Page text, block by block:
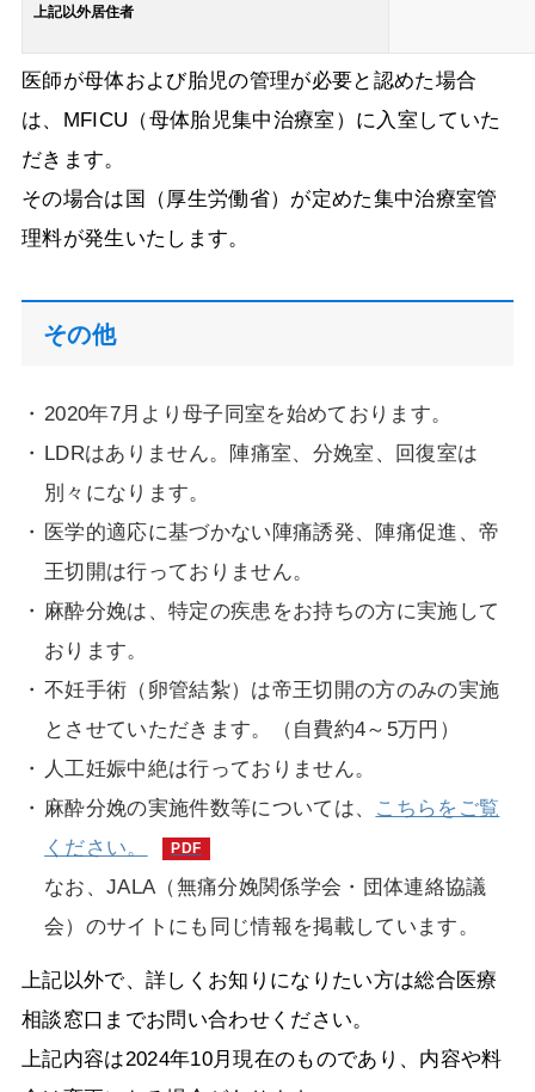
上記以外居住者
医師が母体および胎児の管理が必要と認めた場合
は、MFICU（母体胎児集中治療室）に入室していた
だきます。
その場合は国（厚生労働省）が定めた集中治療室管
理料が発生いたします。
その他
2020年7月より母子同室を始めております。
LDRはありません。陣痛室、分娩室、回復室は
別々になります。
医学的適応に基づかない陣痛誘発、陣痛促進、帝
王切開は行っておりません。
麻酔分娩は、特定の疾患をお持ちの方に実施して
おります。
不妊手術（卵管結紮）は帝王切開の方のみの実施
とさせていただきます。（自費約4～5万円）
人工妊娠中絶は行っておりません。
麻酔分娩の実施件数等については、 こちらをご覧
ください。
なお、JALA（無痛分娩関係学会・団体連絡協議
会）のサイトにも同じ情報を掲載しています。
上記以外で、詳しくお知りになりたい方は総合医療
相談窓口までお問い合わせください。
上記内容は2024年10月現在のものであり、内容や料